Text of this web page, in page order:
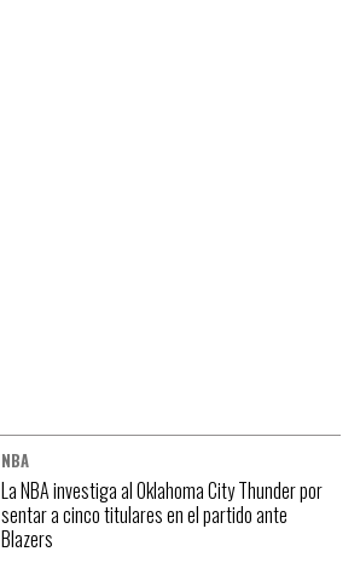
NBA
La NBA investiga al Oklahoma City Thunder por
sentar a cinco titulares en el partido ante
Blazers